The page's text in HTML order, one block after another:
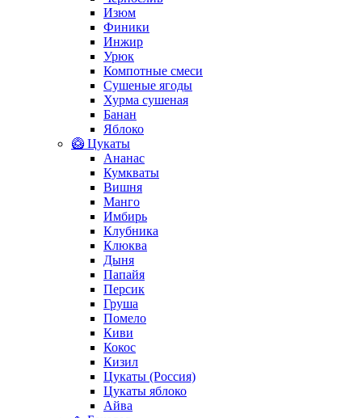
Изюм
Финики
Инжир
Урюк
Компотные смеси
Сушеные ягоды
Хурма сушеная
Банан
Яблоко
🥝 Цукаты
Ананас
Кумкваты
Вишня
Манго
Имбирь
Клубника
Клюква
Дыня
Папайя
Персик
Груша
Помело
Киви
Кокос
Кизил
Цукаты (Россия)
Цукаты яблоко
Айва